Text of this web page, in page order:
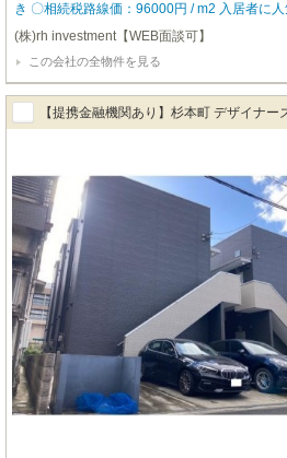
き 〇相続税路線価：96000円 / m2 入居者に人気な設備を数多く設置している
ので、入居率も高く どなたにも気に入って頂
物件仕様▼ ☆全室IoT完備の利便性が高いアパ
ロック ・窓に取り付ける防犯センサー ・あら
リモコン ・バストイレ別 ・追い炊き機能 ・
ターホン 【robothomeグループ】 ・東証上場企業グループ会社 ・仕入、設
計、施工、販売、管理、ワンストップ ・金融
(株)rh investment【WEB面談可】
この会社の全物件を見る
【提携金融機関あり】杉本町 デザイナー